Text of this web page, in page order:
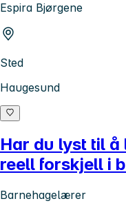
Espira Bjørgene
Sted
Haugesund
Har du lyst til å
reell forskjell i
Barnehagelærer